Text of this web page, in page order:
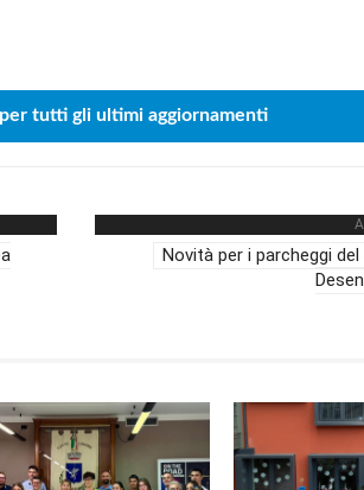
tutti gli ultimi aggiornamenti
Novità per i parcheggi